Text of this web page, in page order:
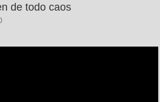
de todo caos